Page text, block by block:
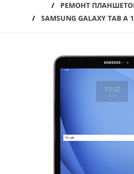
РЕМОНТ ПЛАНШЕТОВ
SAMSUNG GALAXY TAB A